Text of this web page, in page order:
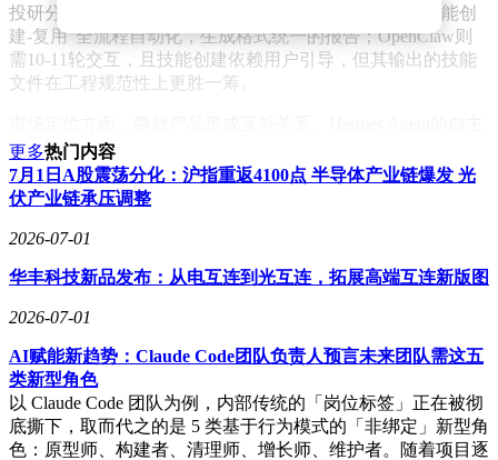
投研分析中更为明显：Hermes通过3轮交互实现“分析-技能创
建-复用”全流程自动化，生成格式统一的报告；OpenClaw则
需10-11轮交互，且技能创建依赖用户引导，但其输出的技能
文件在工程规范性上更胜一筹。
进化能力使其特别适合需要高频迭代和个性化定制的专业场
景，如量化交易策略开发、复杂金融模型构建等；而
OpenClaw依托成熟的社区技能生态，在分析深度与行为可控
报生成、基础数据清洗等。值得注意的是，两者支持同服务器
部署，资源可互通调用，这种设计为金融机构提供了灵活的智
能体组合方案。
当前，AI智能体正从单一工具向平台化生态演进。Hermes
Agent与OpenClaw的对比评测不仅展现了技术路线的多样性，
更揭示了开源社区在推动AI应用落地中的关键作用。随着两
者在金融领域的深入实践，智能体的专业化分工与协同发展或
将成为行业新趋势，为资本市场注入更多创新动能。
更多热门内容
7月1日A股震荡分化：沪指重返4100点 半导体产业链爆发 光
伏产业链承压调整
2026-07-01
华丰科技新品发布：从电互连到光互连，拓展高端互连新版图
2026-07-01
AI赋能新趋势：Claude Code团队负责人预言未来团队需这五
类新型角色
以 Claude Code 团队为例，内部传统的「岗位标签」正在被彻
底撕下，取而代之的是 5 类基于行为模式的「非绑定」新型角
色：原型师、构建者、清理师、增长师、维护者。随着项目逐